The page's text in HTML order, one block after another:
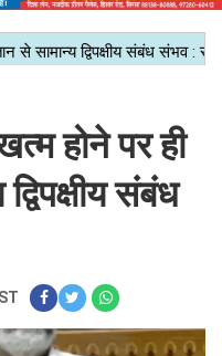
होने पर ही
संबंध